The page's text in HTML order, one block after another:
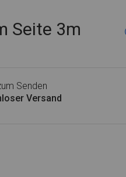
Seite 3m
Senden
Versand